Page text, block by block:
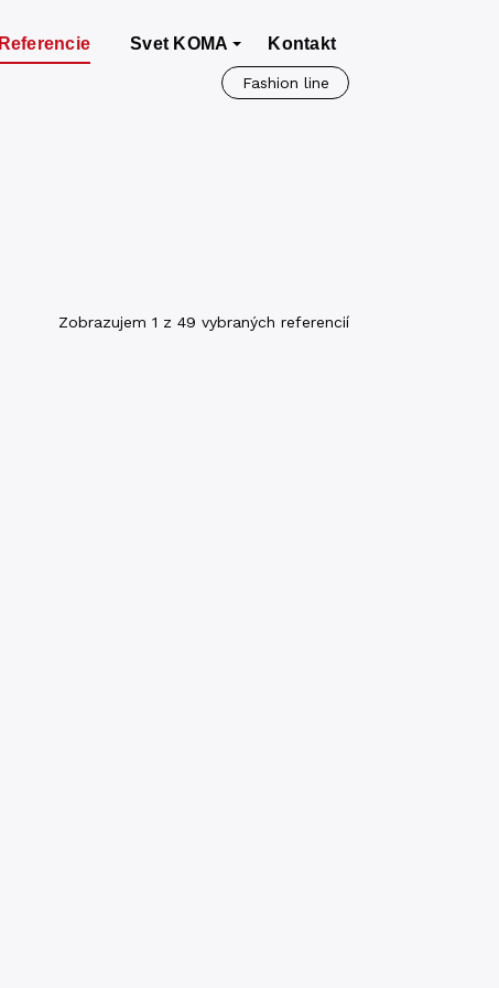
Referencie Svet KOMA Kontakt
Fashion line
Zobrazujem 1 z 49 vybraných referencií